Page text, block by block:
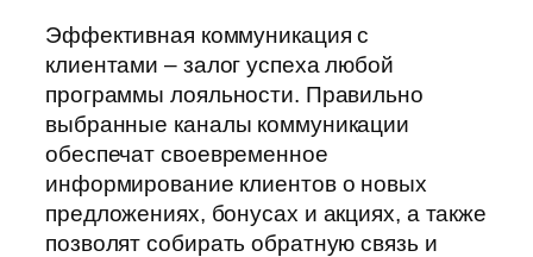
Эффективная коммуникация с
клиентами – залог успеха любой
программы лояльности. Правильно
выбранные каналы коммуникации
обеспечат своевременное
информирование клиентов о новых
предложениях, бонусах и акциях, а также
позволят собирать обратную связь и